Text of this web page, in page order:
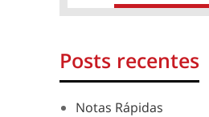
Posts recentes
Notas Rápidas